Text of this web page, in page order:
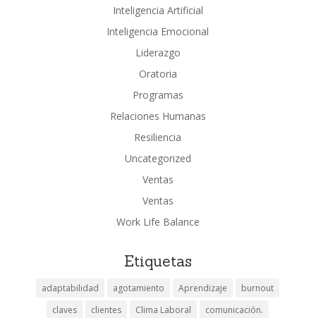
Inteligencia Artificial
Inteligencia Emocional
Liderazgo
Oratoria
Programas
Relaciones Humanas
Resiliencia
Uncategorized
Ventas
Ventas
Work Life Balance
Etiquetas
adaptabilidad agotamiento Aprendizaje
burnout
claves
clientes Clima Laboral comunicación.